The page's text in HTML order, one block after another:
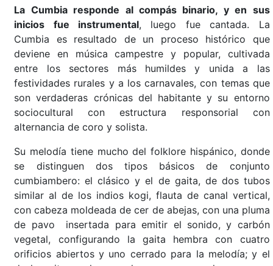
La Cumbia responde al compás binario, y en sus
inicios fue instrumental, luego fue cantada. La
Cumbia es resultado de un proceso histórico que
deviene en música campestre y popular, cultivada
entre los sectores más humildes y unida a las
festividades rurales y a los carnavales, con temas que
son verdaderas crónicas del habitante y su entorno
sociocultural con estructura responsorial con
alternancia de coro y solista.
Su melodía tiene mucho del folklore hispánico, donde
se distinguen dos tipos básicos de conjunto
cumbiambero: el clásico y el de gaita, de dos tubos
similar al de los indios kogi, flauta de canal vertical,
con cabeza moldeada de cer de abejas, con una pluma
de pavo insertada para emitir el sonido, y carbón
vegetal, configurando la gaita hembra con cuatro
orificios abiertos y uno cerrado para la melodía; y el